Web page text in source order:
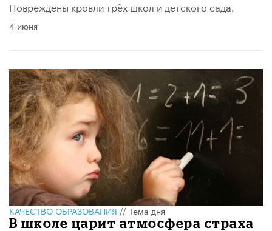
Повреждены кровли трёх школ и детского сада.
4 июня
КАЧЕСТВО ОБРАЗОВАНИЯ//Тема дня
В школе царит атмосфера страха